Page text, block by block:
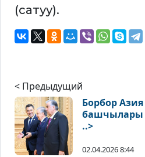
(сатуу).
< Предыдущий
Борбор
башчылары
..>
02.04.2026 8:44